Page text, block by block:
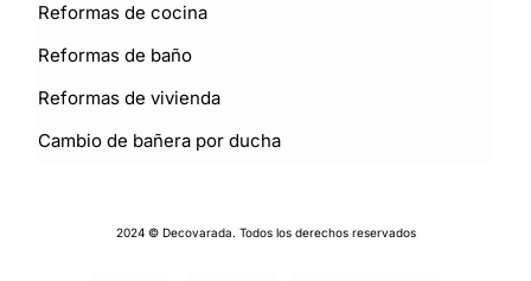
Reformas de cocina
Reformas de baño
Reformas de vivienda
Cambio de bañera por ducha
2024 © Decovarada. Todos los derechos reservados